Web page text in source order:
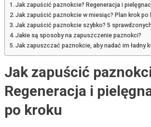
Jak zapuścić paznokcie? Regeneracja i
Jak zapuścić paznokcie w miesiąc? Plan krok po
Jak zapuścić paznokcie szybko? 5
Jakie są sposoby na zapuszczenie paznokci?
Jak zapuszczać paznokcie, aby nadać im ładny
Jak zapuścić
Regeneracja i
po kroku